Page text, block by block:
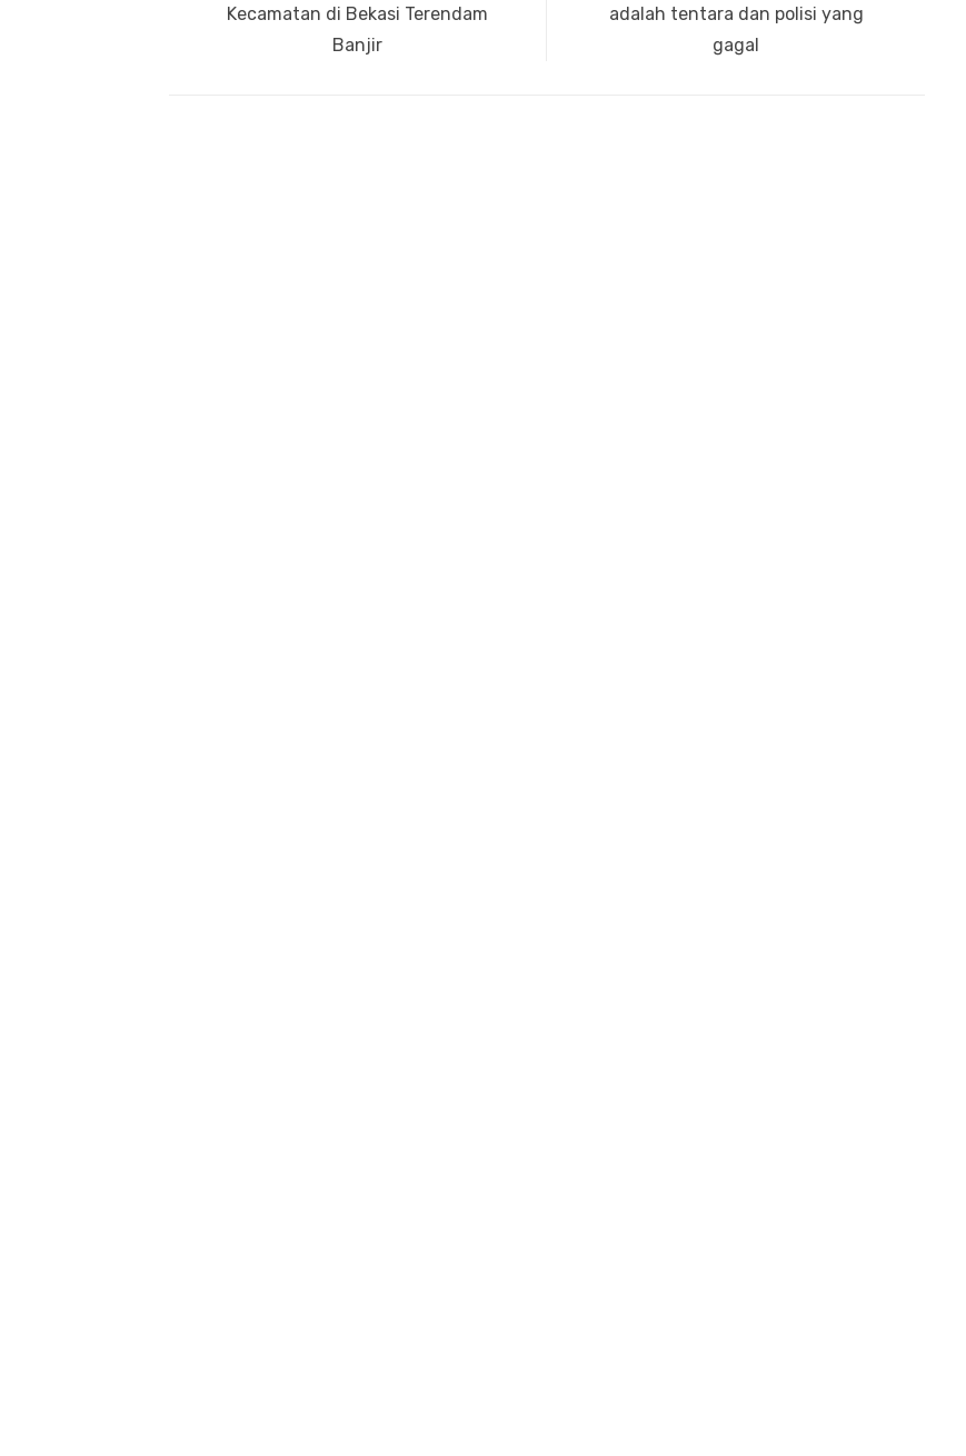
post:
Kecamatan di Bekasi Terendam
Banjir
post:
adalah tentara dan polisi yang
gagal